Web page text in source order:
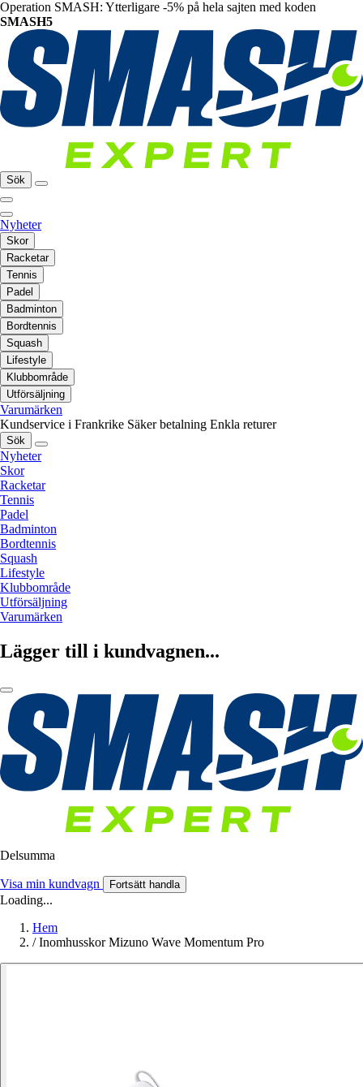
Operation SMASH: Ytterligare -5% på hela sajten med koden
SMASH5
Sök
Nyheter
Skor
Racketar
Tennis
Padel
Badminton
Bordtennis
Squash
Lifestyle
Klubbområde
Utförsäljning
Varumärken
Kundservice i Frankrike Säker betalning Enkla returer
Sök
Nyheter
Skor
Racketar
Tennis
Padel
Badminton
Bordtennis
Squash
Lifestyle
Klubbområde
Utförsäljning
Varumärken
Lägger till i kundvagnen...
Delsumma
Visa min kundvagn Fortsätt handla
Loading...
Hem
/ Inomhusskor Mizuno Wave Momentum Pro